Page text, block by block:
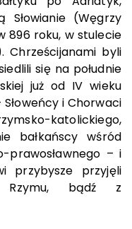
(Węgrzy
896 roku, w stulecie
Chrześcijanami byli
się na południe
już od IV wieku
i Chorwaci
katolickiego,
bałkańscy wśród
prawosławnego – i
przybysze przyjęli
Rzymu, bądź z